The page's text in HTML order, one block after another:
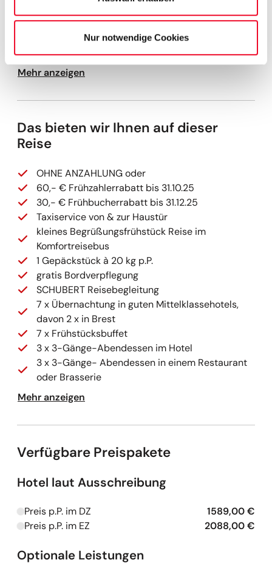
Nur notwendige Cookies
Mit einem Blick zurück auf erlebnisreiche Tage und
ein liebenswertes Land treten Sie die Heimreise an.
„Au revoir en France!“
Mehr anzeigen
Das bieten wir Ihnen auf dieser
Reise
OHNE ANZAHLUNG oder
60,- € Frühzahlerrabatt bis 31.10.25
30,- € Frühbucherrabatt bis 31.12.25
Taxiservice von & zur Haustür
kleines Begrüßungsfrühstück Reise im
Komfortreisebus
1 Gepäckstück à 20 kg p.P.
gratis Bordverpflegung
SCHUBERT Reisebegleitung
7 x Übernachtung in guten Mittelklassehotels,
davon 2 x in Brest
7 x Frühstücksbuffet
3 x 3-Gänge-Abendessen im Hotel
3 x 3-Gänge- Abendessen in einem Restaurant
oder Brasserie
1 x 2-Gänge-Abendessen "Crêpes et Galette" in
einem typischen Restaurant
großes Ausflugs- und Besichtigungsprogramm
laut Reiseverlauf mit Chartres, Rennes, Vannes,
Quimper, Carnac, Kap Pointe de St. Mathieu,
Plougastel-Daoulas, Côte de Granit Rose,
Cancale, Dinan
Stadtführungen mit örtlichen Reiseleitungen in
Westkap- Diplom
Stadtführung Saint-Malo mit örtlicher
Mehr anzeigen
Verfügbare Preispakete
Hotel laut Ausschreibung
Kapazitäten werden geladen
Preis p.P. im DZ 1589,00 €
Kapazitäten werden geladen
Preis p.P. im EZ 2088,00 €
Optionale Leistungen